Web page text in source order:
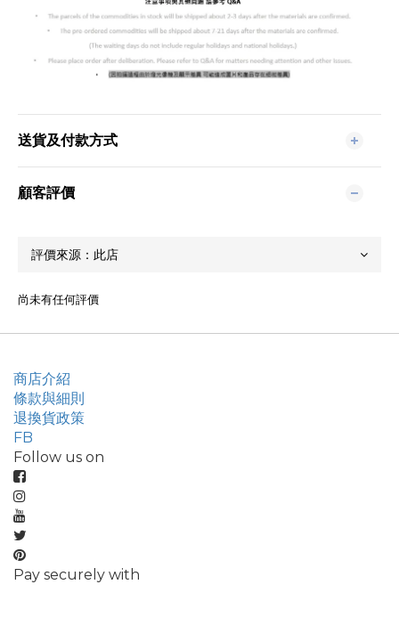
送貨及付款方式
顧客評價
尚未有任何評價
商店介紹
條款與細則
退換貨政策
FB
Follow us on
Pay securely with